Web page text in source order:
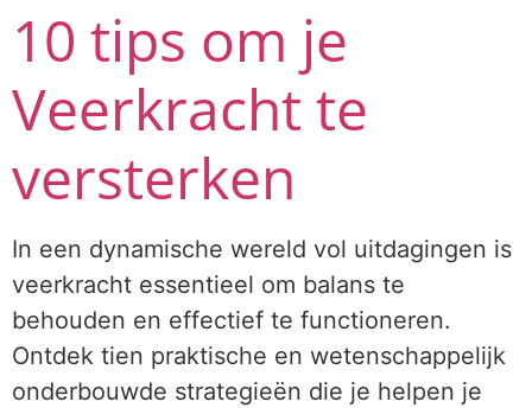
10 tips om je
Veerkracht te
versterken
In een dynamische wereld vol uitdagingen is
veerkracht essentieel om balans te
behouden en effectief te functioneren.
Ontdek tien praktische en wetenschappelijk
onderbouwde strategieën die je helpen je